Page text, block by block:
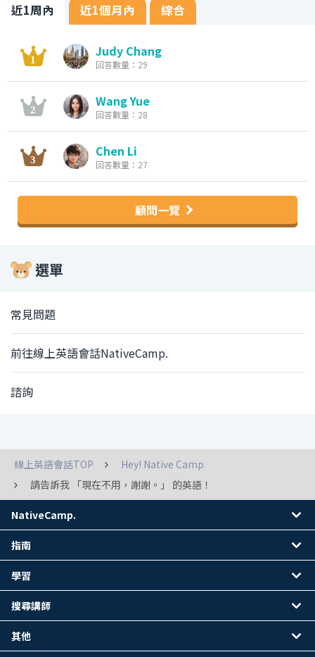
近1周內 近1個月內 綜合
Judy Chang
回答數量：29
Wang Yue
回答數量：28
Chen Li
回答數量：27
顧問一覽
選單
常見問題
前往線上英語會話NativeCamp.
諮詢
線上英語會話TOP
Hey! Native Camp
請告訴我 「現在不用，謝謝。」 的英語！
NativeCamp.
指南
學習
搜尋講師
其他